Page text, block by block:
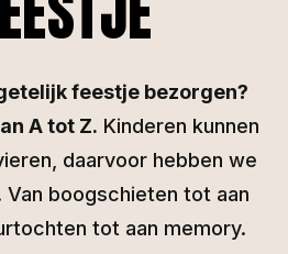
feestje bezorgen?
A tot Z. Kinderen kunnen
daarvoor hebben we
boogschieten tot aan
tot aan memory.